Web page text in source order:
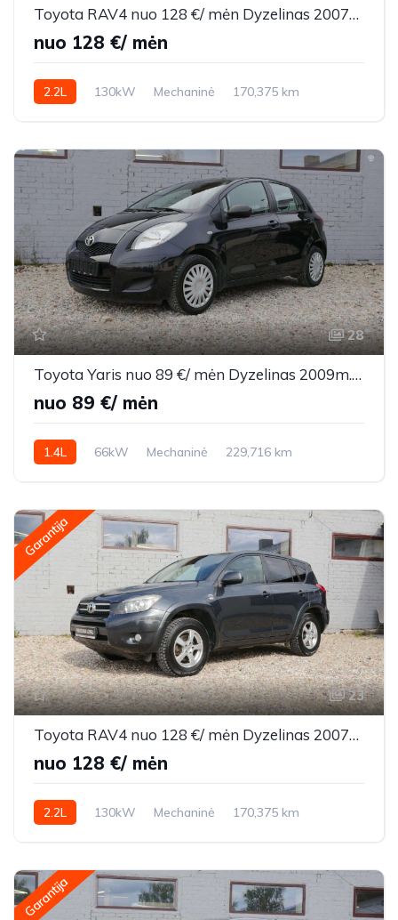
Toyota RAV4 nuo 128 €/ mėn Dyzelinas 2007m. Visureigis Mechaninė
nuo 128 €/ mėn
2.2L 130kW Mechaninė
170,375 km
28
Toyota Yaris nuo 89 €/ mėn Dyzelinas 2009m. Hečbekas Mechaninė
nuo 89 €/ mėn
1.4L 66kW Mechaninė
229,716 km
Garantija
23
Toyota RAV4 nuo 128 €/ mėn Dyzelinas 2007m. Visureigis Mechaninė
nuo 128 €/ mėn
2.2L 130kW Mechaninė
170,375 km
Garantija